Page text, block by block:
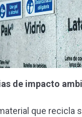
de impacto
que recicla